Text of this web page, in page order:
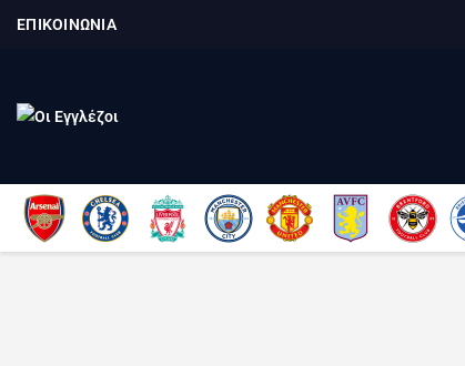
ΕΠΙΚΟΙΝΩΝΙΑ